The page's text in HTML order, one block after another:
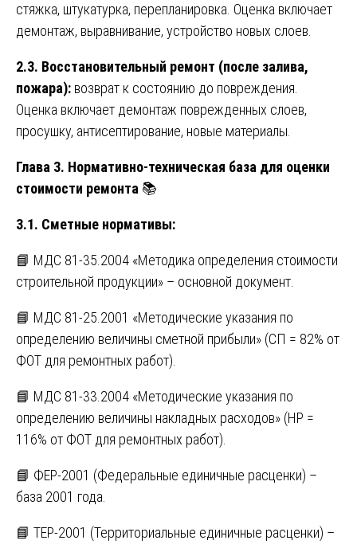
стяжка, штукатурка, перепланировка. Оценка включает
демонтаж, выравнивание, устройство новых слоев.
2.3. Восстановительный ремонт (после залива,
пожара): возврат к состоянию до повреждения.
Оценка включает демонтаж поврежденных слоев,
просушку, антисептирование, новые материалы.
Глава 3. Нормативно-техническая база для оценки
стоимости ремонта 📚
3.1. Сметные нормативы:
📘 МДС 81-35.2004 «Методика определения стоимости
строительной продукции» – основной документ.
📘 МДС 81-25.2001 «Методические указания по
определению величины сметной прибыли» (СП = 82% от
ФОТ для ремонтных работ).
📘 МДС 81-33.2004 «Методические указания по
определению величины накладных расходов» (НР =
116% от ФОТ для ремонтных работ).
📘 ФЕР-2001 (Федеральные единичные расценки) –
база 2001 года.
📘 ТЕР-2001 (Территориальные единичные расценки) –